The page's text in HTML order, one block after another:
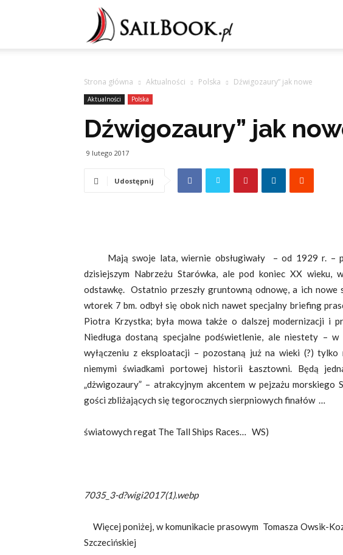
Strona główna Aktualności Polska Dźwigozaury” jak nowe
Aktualności Polska
Dźwigozaury” jak
9 lutego 2017
Udostępnij
Mają swoje lata, wiernie obsługiwały – od 1929 r. –
dzisiejszym Nabrzeżu Starówka, ale pod koniec XX wieku,
odstawkę. Ostatnio przeszły gruntowną odnowę, a ich nowe
wtorek 7 bm. odbył się obok nich nawet specjalny briefing
Piotra Krzystka; była mowa także o dalszej modernizacji i
Niedługa dostaną specjalne podświetlenie, ale niestety – w
wyłączeniu z eksploatacji – pozostaną już na wieki (?)
niemymi świadkami portowej historii Łasztowni. Będą
„dżwigozaury” – atrakcyjnym akcentem w pejzażu morskiego
gości zbliżających się tegorocznych sierpniowych finałów …
światowych regat The Tall Ships Races… WS)
7035_3-d?wigi2017(1).webp
Więcej poniżej, w komunikacie prasowym Tomasza Owsik-
Szczecińskiej